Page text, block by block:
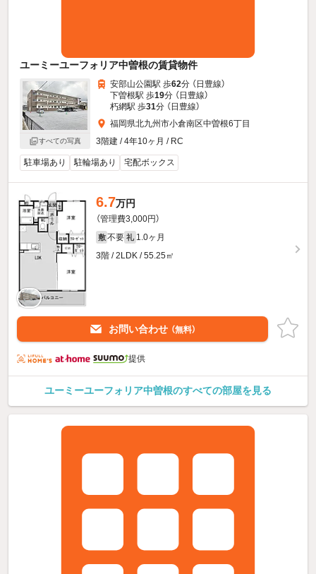
ユーミーユーフォリア中曽根の賃貸物件
すべての写真
安部山公園駅 歩62分 （日豊線）
下曽根駅 歩19分 （日豊線）
朽網駅 歩31分 （日豊線）
福岡県北九州市小倉南区中曽根6丁目
3階建 / 4年10ヶ月 / RC
駐車場あり 駐輪場あり 宅配ボックス
6.7万円
（管理費3,000円）
敷 不要 礼 1.0ヶ月
3階 / 2LDK / 55.25㎡
お問い合わせ （無料）
提供
ユーミーユーフォリア中曽根のすべての部屋を見る